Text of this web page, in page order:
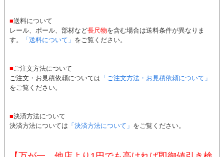
■送料について
レール、ポール、部材など長尺物を含む場合は送料条件が異なりま
す。
「送料について」 をご覧ください。
■ ご注文方法について
ご注文・お見積依頼については 「ご注文方法・お見積依頼について」
をご覧ください。
■決済方法について
決済方法については 「決済方法について」 をご覧ください。